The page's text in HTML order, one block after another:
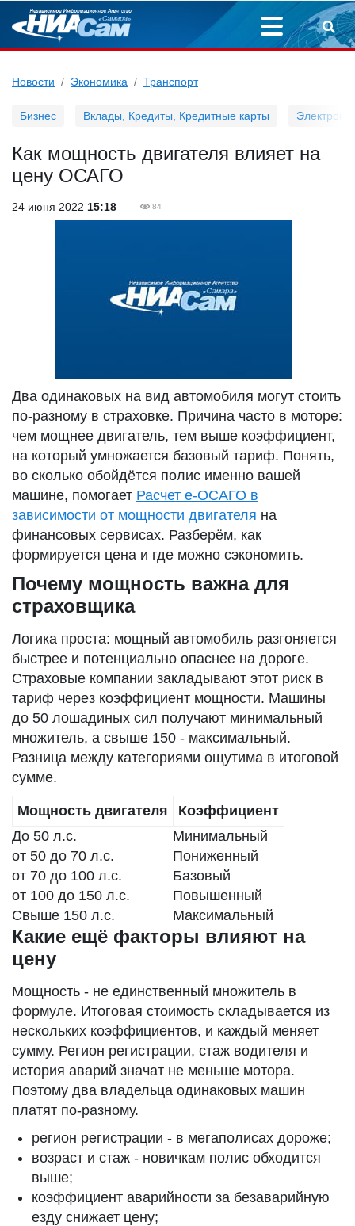
Новости Экономика Транспорт
Бизнес Вклады, Кредиты, Кредитные карты
Как мощность двигателя влияет на
цену ОСАГО
24 июня 2022 15:18 84
Два одинаковых на вид автомобиля могут стоить
по-разному в страховке. Причина часто в моторе:
чем мощнее двигатель, тем выше коэффициент,
на который умножается базовый тариф. Понять,
во сколько обойдётся полис именно вашей
машине, помогает Расчет е-ОСАГО в
зависимости от мощности двигателя на
финансовых сервисах. Разберём, как
формируется цена и где можно сэкономить.
Почему мощность важна для
страховщика
Логика проста: мощный автомобиль разгоняется
быстрее и потенциально опаснее на дороге.
Страховые компании закладывают этот риск в
тариф через коэффициент мощности. Машины
до 50 лошадиных сил получают минимальный
множитель, а свыше 150 - максимальный.
Разница между категориями ощутима в итоговой
сумме.
Мощность двигателя
Коэффициент
До 50 л.с.
Минимальный
от 50 до 70 л.с.
Пониженный
от 70 до 100 л.с.
Базовый
от 100 до 150 л.с.
Повышенный
Свыше 150 л.с.
Максимальный
Какие ещё факторы влияют на
цену
Мощность - не единственный множитель в
формуле. Итоговая стоимость складывается из
нескольких коэффициентов, и каждый меняет
сумму. Регион регистрации, стаж водителя и
история аварий значат не меньше мотора.
Поэтому два владельца одинаковых машин
платят по-разному.
регион регистрации - в мегаполисах дороже;
возраст и стаж - новичкам полис обходится
выше;
коэффициент аварийности за безаварийную
езду снижает цену;